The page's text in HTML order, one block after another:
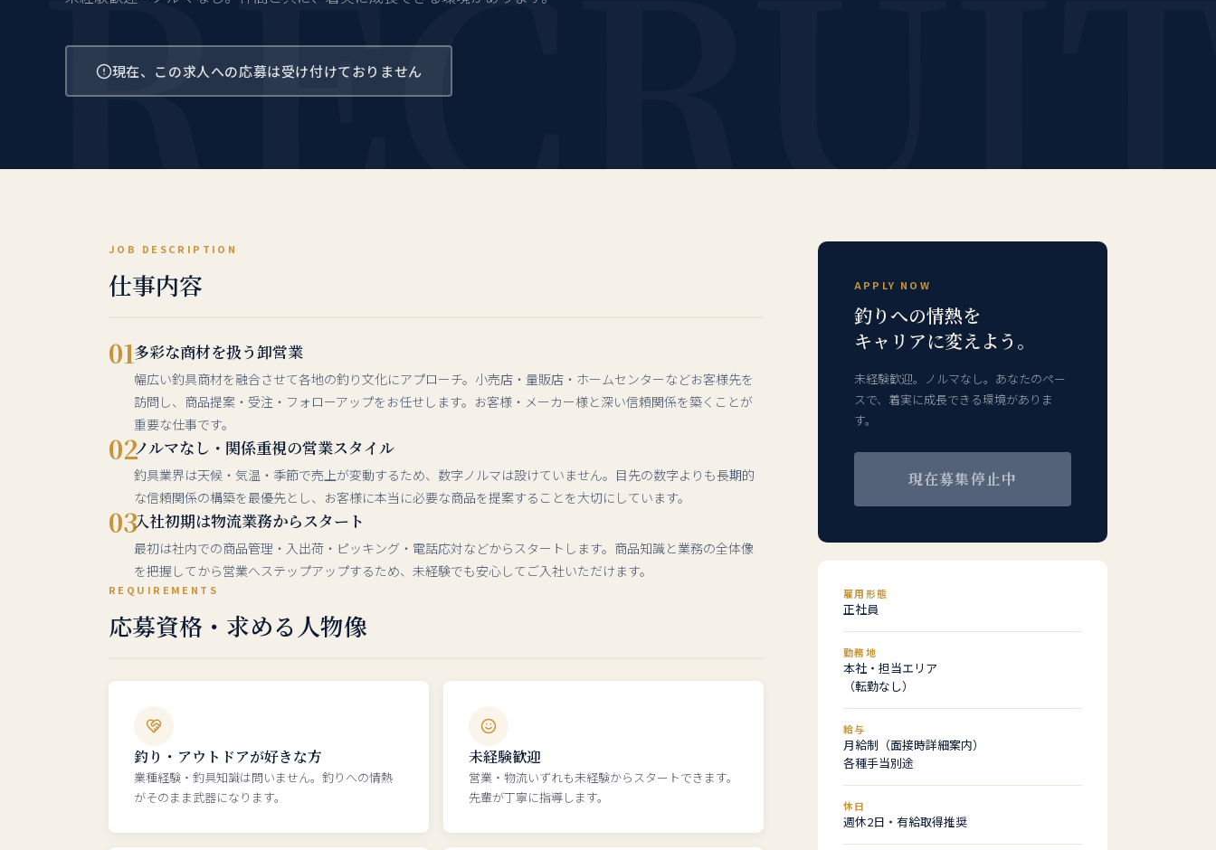
現在、この求人への応募は受け付けておりません
JOB DESCRIPTION
仕事内容
01多彩な商材を扱う卸営業
幅広い釣具商材を融合させて各地の釣り文化にアプローチ。小売店・量販店・ホームセンターなどお客様先を
訪問し、商品提案・受注・フォローアップをお任せします。お客様・メーカー様と深い信頼関係を築くことが
重要な仕事です。
02ノルマなし・関係重視の営業スタイル
釣具業界は天候・気温・季節で売上が変動するため、数字ノルマは設けていません。目先の数字よりも長期的
な信頼関係の構築を最優先とし、お客様に本当に必要な商品を提案することを大切にしています。
03入社初期は物流業務からスタート
最初は社内での商品管理・入出荷・ピッキング・電話応対などからスタートします。商品知識と業務の全体像
を把握してから営業へステップアップするため、未経験でも安心してご入社いただけます。
REQUIREMENTS
応募資格・求める人物像
釣り・アウトドアが好きな方
業種経験・釣具知識は問いません。釣りへの情熱
がそのまま武器になります。
未経験歓迎
営業・物流いずれも未経験からスタートできます。
先輩が丁寧に指導します。
APPLY NOW
釣りへの情熱を
キャリアに変えよう。
未経験歓迎。ノルマなし。あなたのペー
スで、着実に成長できる環境がありま
す。
現在募集停止中
雇用形態
正社員
勤務地
本社・担当エリア
（転勤なし）
給与
月給制（面接時詳細案内）
各種手当別途
休日
週休2日・有給取得推奨